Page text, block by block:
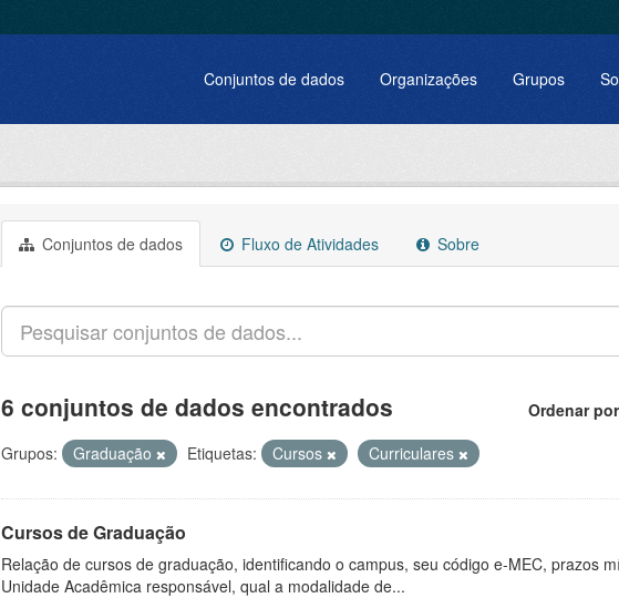
Conjuntos de dados Organizações Grupos
Conjuntos de dados Fluxo de Atividades Sobre
Ordenar por
6 conjuntos de dados encontrados
Grupos: Graduação Etiquetas: Cursos Curriculares
Cursos de Graduação
Relação de cursos de graduação, identificando o campus, seu código e-MEC, prazos
Unidade Acadêmica responsável, qual a modalidade de...